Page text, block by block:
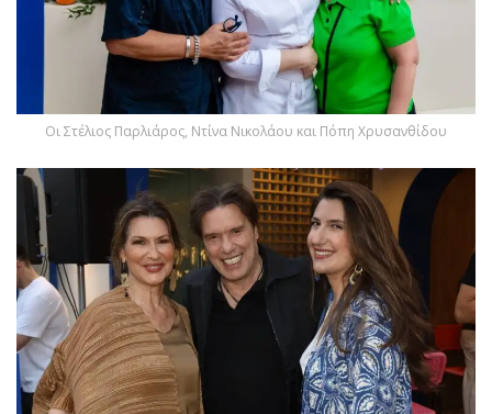
Οι Στέλιος Παρλιάρος, Ντίνα Νικολάου και Πόπη Χρυσανθίδου